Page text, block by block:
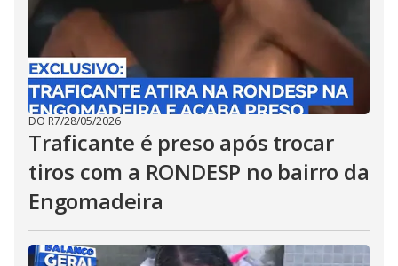
DO R7/28/05/2026
Traficante é preso após trocar
tiros com a RONDESP no bairro da
Engomadeira